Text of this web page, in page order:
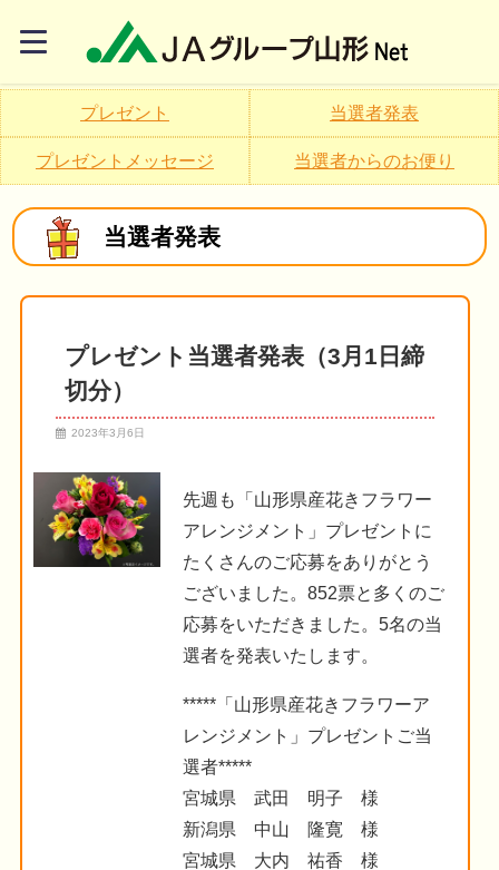
プレゼント 当選者発表
プレゼントメッセージ 当選者からのお便り
当選者発表
プレゼント当選者発表（3月1日締
切分）
2023年3月6日
先週も「山形県産花きフラワー
アレンジメント」プレゼントに
たくさんのご応募をありがとう
ございました。852票と多くのご
応募をいただきました。5名の当
選者を発表いたします。
*****「山形県産花きフラワーア
レンジメント」プレゼントご当
選者*****
宮城県 武田 明子 様
新潟県 中山 隆寛 様
宮城県 大内 祐香 様